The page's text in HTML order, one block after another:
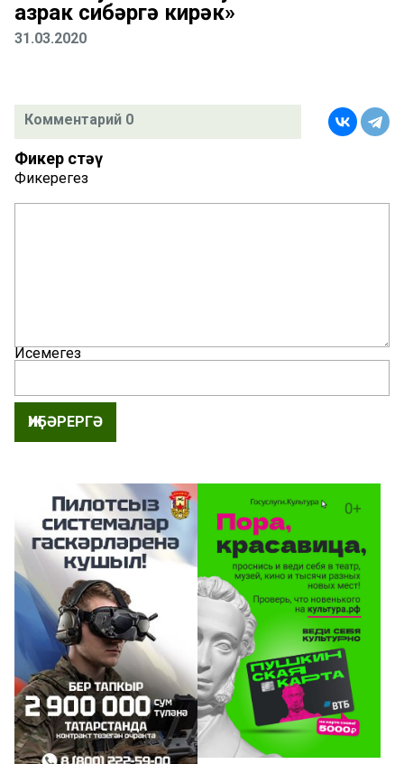
азрак сибәргә кирәк»
31.03.2020
Комментарий 0
Фикер өстәү
Фикерегез
Исемегез
ҖИБӘРЕРГӘ